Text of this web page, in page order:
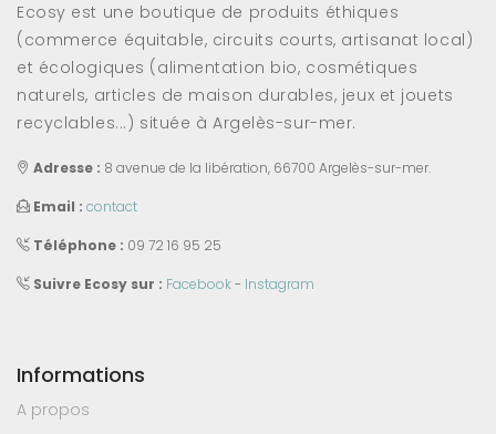
Ecosy est une boutique de produits éthiques
(commerce équitable, circuits courts, artisanat local)
et écologiques (alimentation bio, cosmétiques
naturels, articles de maison durables, jeux et jouets
recyclables...) située à Argelès-sur-mer.
Adresse : 8 avenue de la libération, 66700 Argelès-sur-mer.
Email : contact
Téléphone : 09 72 16 95 25
Suivre Ecosy sur : Facebook- Instagram
Informations
A propos